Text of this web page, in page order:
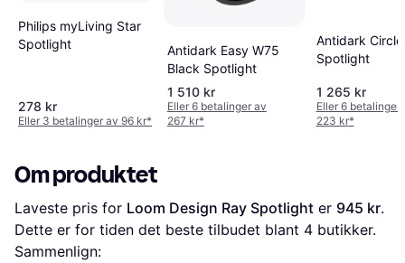
Philips myLiving Star
Spotlight
278 kr
Eller 3 betalinger av 96 kr*
Antidark Easy W75
Black Spotlight
1 510 kr
Eller 6 betalinger av
267 kr*
Antidark Circle
Spotlight
1 265 kr
Eller 6 betalinger
223 kr*
Om produktet
Laveste pris for Loom Design Ray Spotlight er 945 kr.
Dette er for tiden det beste tilbudet blant 4 butikker.
Sammenlign: